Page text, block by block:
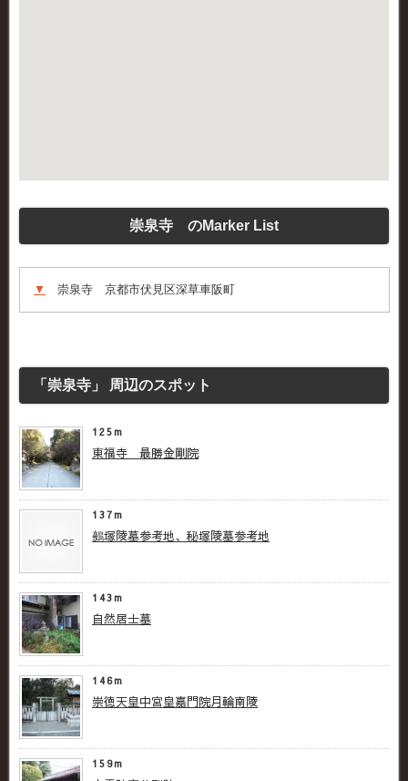
崇泉寺 のMarker List
▼ 崇泉寺 京都市伏見区深草車阪町
「崇泉寺」 周辺のスポット
125m
東福寺 最勝金剛院
137m
鵺塚陵墓参考地、秘塚陵墓参考地
143m
自然居士墓
146m
崇徳天皇中宮皇嘉門院月輪南陵
159m